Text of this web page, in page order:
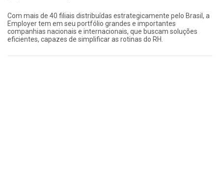
Com mais de 40 filiais distribuídas estrategicamente pelo Brasil, a
Employer tem em seu portfólio grandes e importantes
companhias nacionais e internacionais, que buscam soluções
eficientes, capazes de simplificar as rotinas do RH.